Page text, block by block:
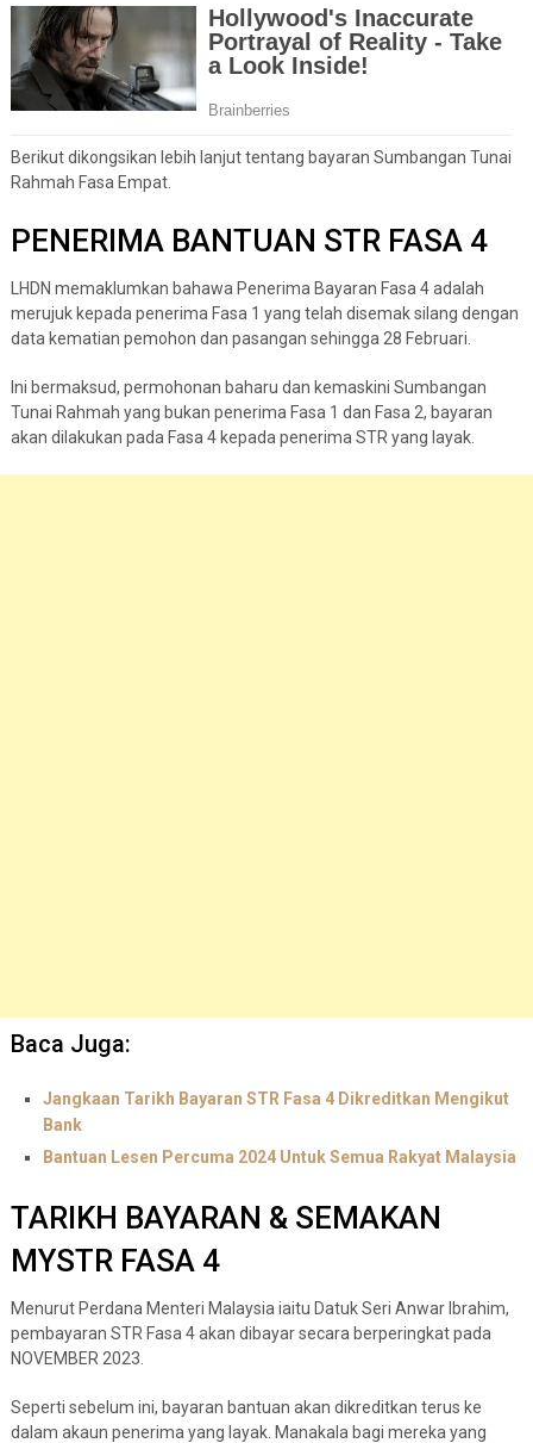
Berikut dikongsikan lebih lanjut tentang bayaran Sumbangan Tunai
Rahmah Fasa Empat.
PENERIMA BANTUAN STR FASA 4
LHDN memaklumkan bahawa Penerima Bayaran Fasa 4 adalah
merujuk kepada penerima Fasa 1 yang telah disemak silang dengan
data kematian pemohon dan pasangan sehingga 28 Februari.
Ini bermaksud, permohonan baharu dan kemaskini Sumbangan
Tunai Rahmah yang bukan penerima Fasa 1 dan Fasa 2, bayaran
akan dilakukan pada Fasa 4 kepada penerima STR yang layak.
Baca Juga:
Jangkaan Tarikh Bayaran STR Fasa 4 Dikreditkan Mengikut
Bank
Bantuan Lesen Percuma 2024 Untuk Semua Rakyat Malaysia
TARIKH BAYARAN & SEMAKAN
MYSTR FASA 4
Menurut Perdana Menteri Malaysia iaitu Datuk Seri Anwar Ibrahim,
pembayaran STR Fasa 4 akan dibayar secara berperingkat pada
NOVEMBER 2023.
Seperti sebelum ini, bayaran bantuan akan dikreditkan terus ke
dalam akaun penerima yang layak. Manakala bagi mereka yang